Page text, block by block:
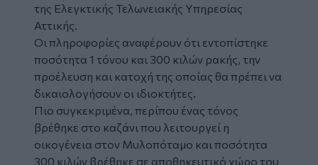
της Ελεγκτικής Τελωνειακής Υπηρεσίας
Αττικής.
Οι πληροφορίες αναφέρουν ότι εντοπίστηκε
ποσότητα 1 τόνου και 300 κιλών ρακής, την
προέλευση και κατοχή της οποίας θα πρέπει να
δικαιολογήσουν οι ιδιοκτήτες.
Πιο συγκεκριμένα, περίπου ένας τόνος
βρέθηκε στο καζάνι που λειτουργεί η
οικογένεια στον Μυλοπόταμο και ποσότητα
300 κιλών βρέθηκε σε αποθηκευτικό χώρο του